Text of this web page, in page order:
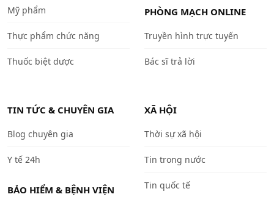
Mỹ phẩm
Thực phẩm chức năng
Thuốc biệt dược
PHÒNG MẠCH ONLINE
Truyền hình trực tuyến
Bác sĩ trả lời
TIN TỨC & CHUYÊN GIA
Blog chuyên gia
Y tế 24h
BẢO HIỂM & BỆNH VIỆN
XÃ HỘI
Thời sự xã hội
Tin trong nước
Tin quốc tế